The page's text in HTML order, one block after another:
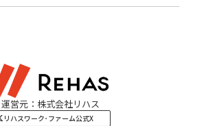
運営元：株式会社リハス
リハスワーク･ファーム公式X